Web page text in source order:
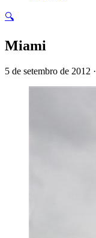
🔍
Miami
5 de setembro de 2012 ·